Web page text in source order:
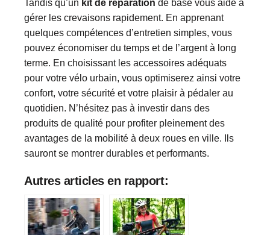
Tandis qu’un kit de réparation de base vous aide à
gérer les crevaisons rapidement. En apprenant
quelques compétences d’entretien simples, vous
pouvez économiser du temps et de l’argent à long
terme. En choisissant les accessoires adéquats
pour votre vélo urbain, vous optimiserez ainsi votre
confort, votre sécurité et votre plaisir à pédaler au
quotidien. N’hésitez pas à investir dans des
produits de qualité pour profiter pleinement des
avantages de la mobilité à deux roues en ville. Ils
sauront se montrer durables et performants.
Autres articles en rapport: